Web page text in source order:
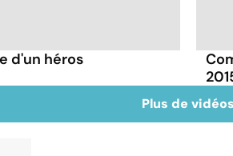
d'un héros
Plus de vidéos